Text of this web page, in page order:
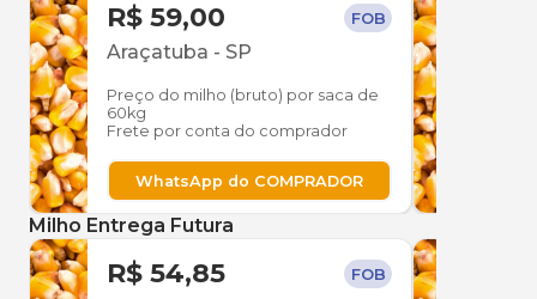
R$ 59,00 FOB
Araçatuba - SP
Preço do milho (bruto) por saca de
60kg
Frete por conta do comprador
WhatsApp do COMPRADOR
Milho Entrega Futura
R$ 54,85 FOB